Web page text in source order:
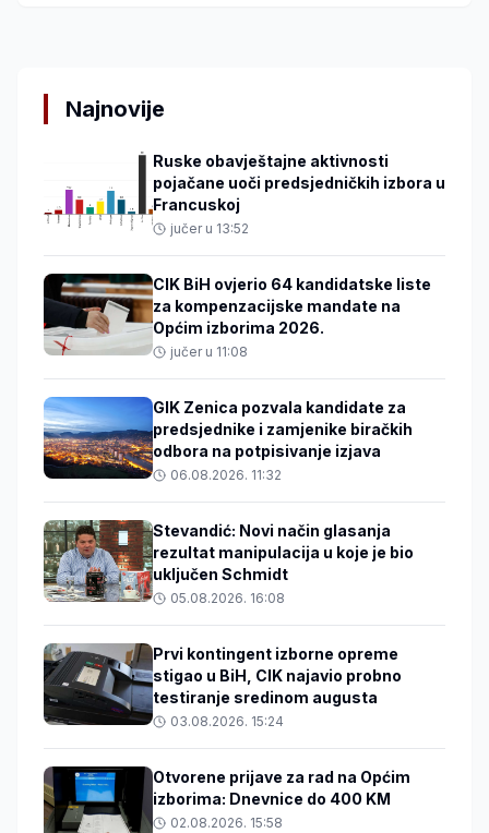
Najnovije
Ruske obavještajne aktivnosti
pojačane uoči predsjedničkih izbora u
Francuskoj
jučer u 13:52
CIK BiH ovjerio 64 kandidatske liste
za kompenzacijske mandate na
Općim izborima 2026.
jučer u 11:08
GIK Zenica pozvala kandidate za
predsjednike i zamjenike biračkih
odbora na potpisivanje izjava
06.08.2026. 11:32
Stevandić: Novi način glasanja
rezultat manipulacija u koje je bio
uključen Schmidt
05.08.2026. 16:08
Prvi kontingent izborne opreme
stigao u BiH, CIK najavio probno
testiranje sredinom augusta
03.08.2026. 15:24
Otvorene prijave za rad na Općim
izborima: Dnevnice do 400 KM
02.08.2026. 15:58